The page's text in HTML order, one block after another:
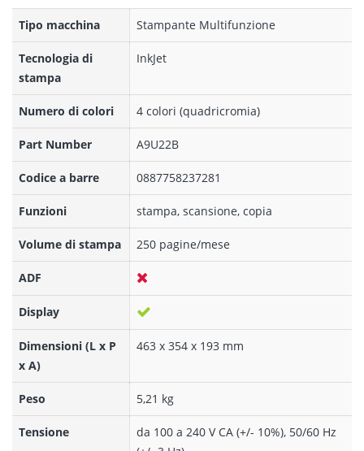
Tipo macchina Stampante Multifunzione
Tecnologia di
stampa
InkJet
Numero di colori 4 colori (quadricromia)
Part Number A9U22B
Codice a barre 0887758237281
Funzioni stampa, scansione, copia
Volume di stampa 250 pagine/mese
ADF
Display
Dimensioni (L x P
x A)
463 x 354 x 193 mm
Peso 5,21 kg
Tensione
da 100 a 240 V CA (+/- 10%), 50/60 Hz